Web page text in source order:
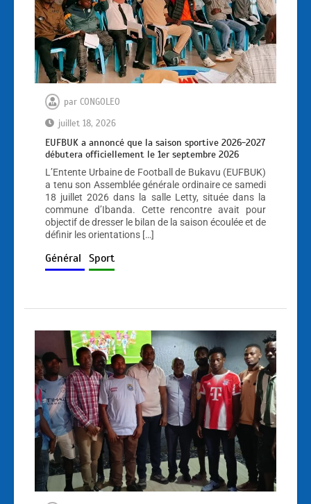
par CONGOLEO
juillet 18, 2026
EUFBUK a annoncé que la saison sportive 2026-2027
débutera officiellement le 1er septembre 2026
L’Entente Urbaine de Football de Bukavu (EUFBUK)
a tenu son Assemblée générale ordinaire ce samedi
18 juillet 2026 dans la salle Letty, située dans la
commune d’Ibanda. Cette rencontre avait pour
objectif de dresser le bilan de la saison écoulée et de
définir les orientations […]
Général Sport